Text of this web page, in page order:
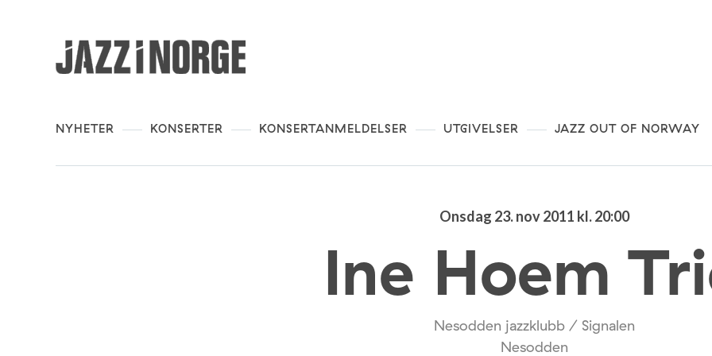
NYHETER KONSERTER KONSERTANMELDELSER UTGIVELSER JAZZ OUT OF NORWAY
Onsdag 23. nov 2011 kl. 20:00
Ine Hoem
Nesodden jazzklubb / Signalen
Nesodden